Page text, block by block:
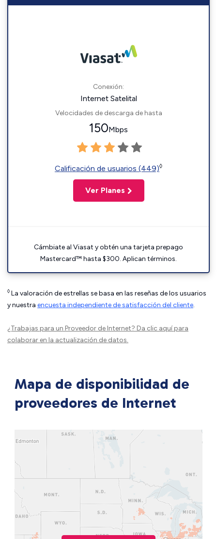
Conexión:
Internet Satelital
Velocidades de descarga de hasta
150Mbps
Calificación de usuarios (449)◊
Ver Planes
Cámbiate al Viasat y obtén una tarjeta prepago
Mastercard™ hasta $300. Aplican términos.
◊ La valoración de estrellas se basa en las reseñas de los usuarios
y nuestra encuesta independiente de satisfacción del cliente.
¿Trabajas para un Proveedor de Internet? Da clic aquípara
colaborar en la actualización de datos.
Mapa de disponibilidad de
proveedores de Internet